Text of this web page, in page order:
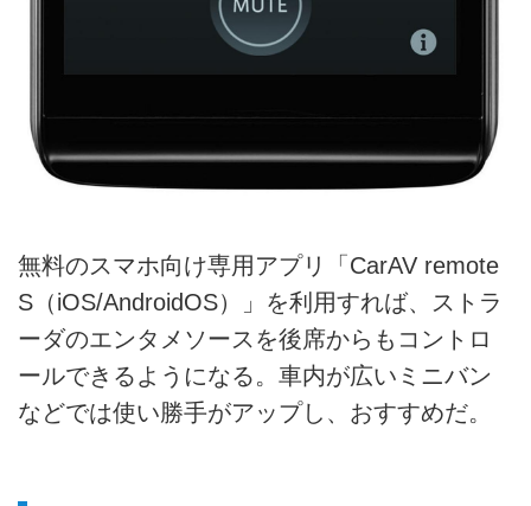
無料のスマホ向け専用アプリ「CarAV remote
S（iOS/AndroidOS）」を利用すれば、ストラ
ーダのエンタメソースを後席からもコントロ
ールできるようになる。車内が広いミニバン
などでは使い勝手がアップし、おすすめだ。